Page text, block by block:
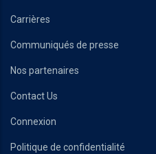
Carrières
Communiqués de presse
Nos partenaires
Contact Us
Connexion
Politique de confidentialité